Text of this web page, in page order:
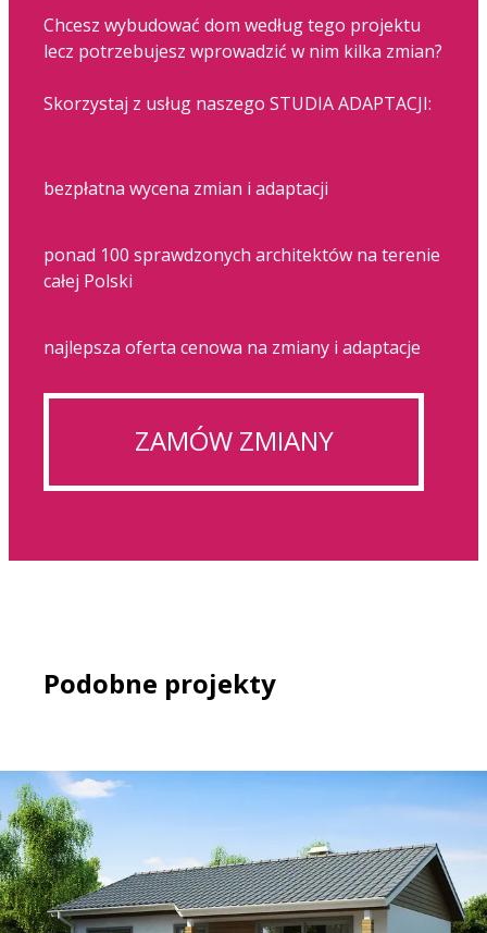
Chcesz wybudować dom według tego projektu
lecz potrzebujesz wprowadzić w nim kilka zmian?
Skorzystaj z usług naszego STUDIA ADAPTACJI:
bezpłatna wycena zmian i adaptacji
ponad 100 sprawdzonych architektów na terenie
całej Polski
najlepsza oferta cenowa na zmiany i adaptacje
ZAMÓW ZMIANY
Podobne projekty